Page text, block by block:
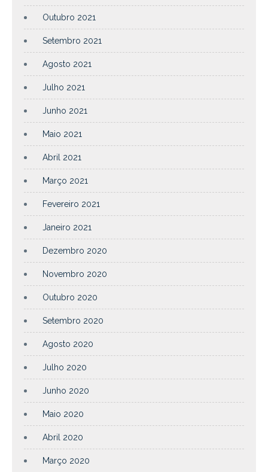
Outubro 2021
Setembro 2021
Agosto 2021
Julho 2021
Junho 2021
Maio 2021
Abril 2021
Março 2021
Fevereiro 2021
Janeiro 2021
Dezembro 2020
Novembro 2020
Outubro 2020
Setembro 2020
Agosto 2020
Julho 2020
Junho 2020
Maio 2020
Abril 2020
Março 2020